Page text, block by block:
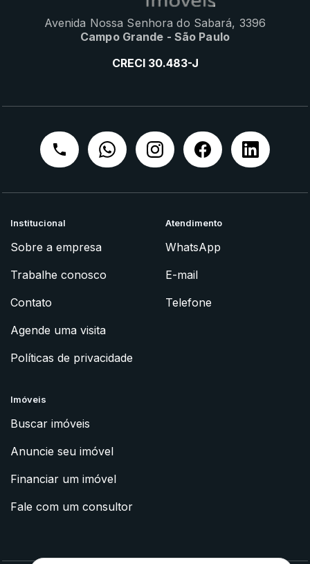
Avenida Nossa Senhora do Sabará, 3396
Campo Grande - São Paulo
CRECI 30.483-J
Institucional
Sobre a empresa
Trabalhe conosco
Contato
Agende uma visita
Políticas de privacidade
Atendimento
WhatsApp
E-mail
Telefone
Imóveis
Buscar imóveis
Anuncie seu imóvel
Financiar um imóvel
Fale com um consultor